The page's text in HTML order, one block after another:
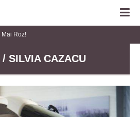
Mai Roz!
/ SILVIA CAZACU